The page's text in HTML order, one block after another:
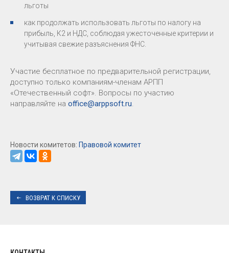
льготы
как продолжать использовать льготы по налогу на
прибыль, К2 и НДС, соблюдая ужесточенные критерии и
учитывая свежие разъяснения ФНС.
Участие бесплатное по предварительной регистрации,
доступно только компаниям-членам АРПП
«Отечественный софт». Вопросы по участию
направляйте на office@arppsoft.ru.
Новости комитетов: Правовой комитет
ВОЗВРАТ К СПИСКУ